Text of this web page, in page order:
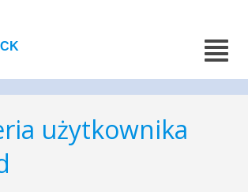
użytkownika